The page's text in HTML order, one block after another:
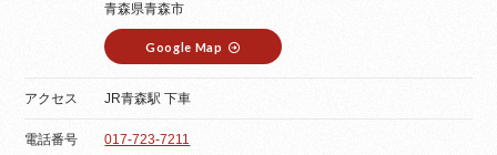
青森県青森市
Google Map
アクセス JR青森駅 下車
電話番号 017-723-7211